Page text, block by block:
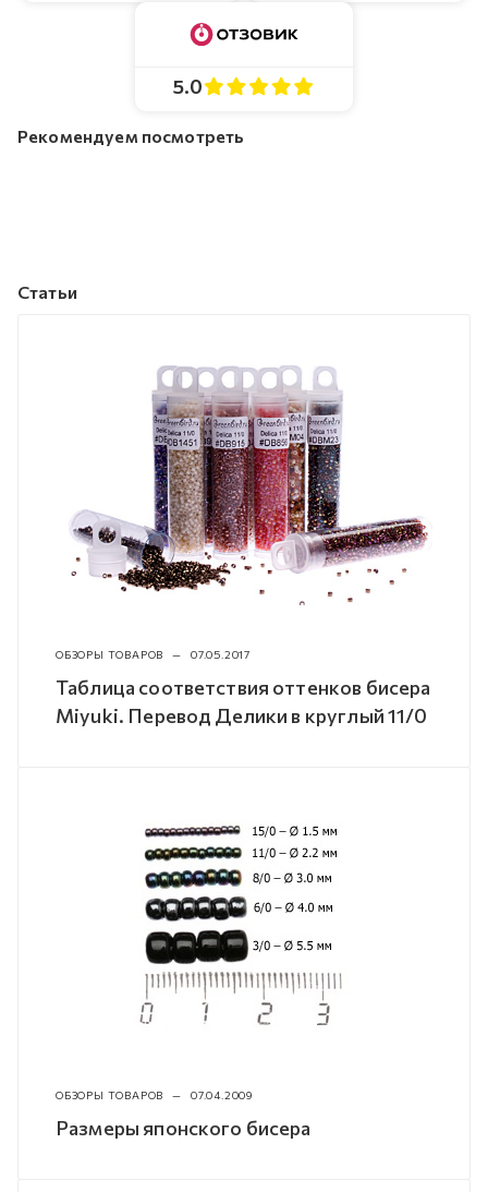
5.0
Рекомендуем посмотреть
Статьи
ОБЗОРЫ ТОВАРОВ — 07.05.2017
Таблица соответствия оттенков бисера
Miyuki. Перевод Делики в круглый 11/0
ОБЗОРЫ ТОВАРОВ — 07.04.2009
Размеры японского бисера